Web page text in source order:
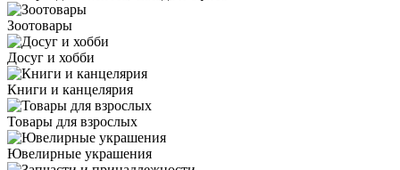
Зоотовары
Досуг и хобби
Книги и канцелярия
Товары для взрослых
Ювелирные украшения